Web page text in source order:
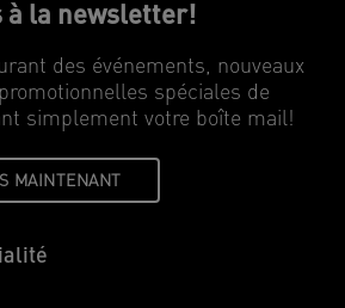
à la newsletter!
des événements, nouveaux
spéciales de
simplement votre boîte mail!
MAINTENANT